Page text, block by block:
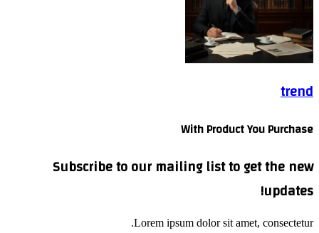
trend
With Product You Purchase
Subscribe to our mailing list to get the new
updates!
Lorem ipsum dolor sit amet, consectetur.